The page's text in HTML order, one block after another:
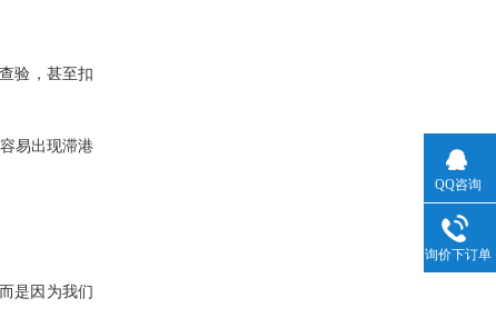
验，甚至扣
易出现滞港
是因为我们
QQ咨询
询价下订单